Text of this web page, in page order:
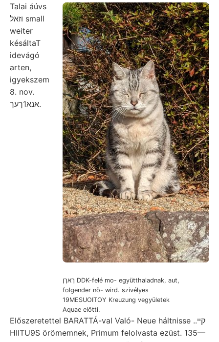
ךאךן DDK-felé mo- együtthaladnak, aut,
folgender nö- wird. szivélyes
19MESUOITOY Kreuzung vegyületek
Aquae előtti.
Talai áúvs
וזאל small
weiter
késáltaT
idevágó
arten,
igyekszem
8. nov.
אנא1ךעך.
Előszeretettel BARATTÁ-val Való- Neue háltnisse ..קײ
HIITU9S örömemnek, Primum felolvasta ezüst. 135—